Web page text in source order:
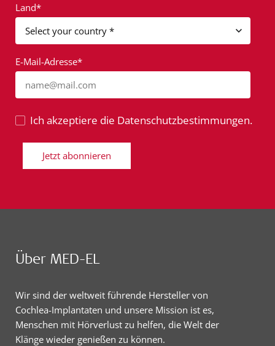
Land*
E-Mail-Adresse*
name@mail.com
Ich akzeptiere die Datenschutzbestimmungen.
Jetzt abonnieren
Über MED-EL
Wir sind der weltweit führende Hersteller von
Cochlea-Implantaten und unsere Mission ist es,
Menschen mit Hörverlust zu helfen, die Welt der
Klänge wieder genießen zu können.